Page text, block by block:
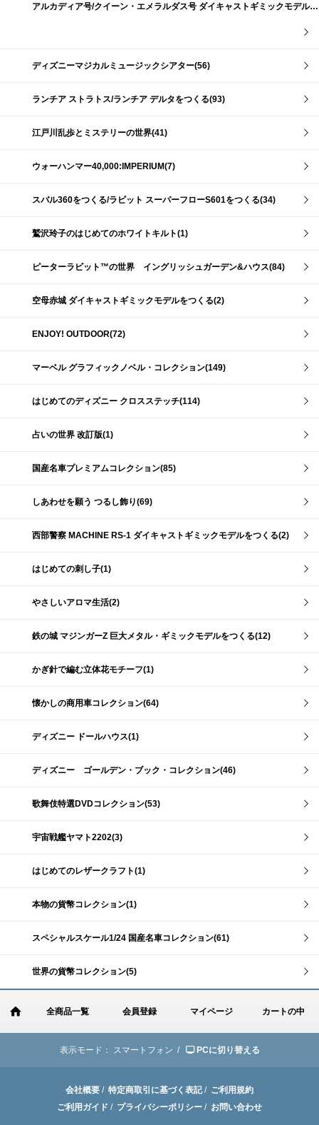
アルカディア号/クイーン・エメラルダス号 ダイキャストギミックモデルをつくる(159)
ディズニーマジカルミュージックシアター(56)
ランチア ストラトス/ランチア デルタをつくる(93)
江戸川乱歩とミステリーの世界(41)
ウォーハンマー40,000:IMPERIUM(7)
スバル360をつくる/ラビット スーパーフローS601をつくる(34)
鷲沢玲子のはじめてのホワイトキルト(1)
ピーターラビット™の世界 イングリッシュガーデン&ハウス(84)
空母赤城 ダイキャストギミックモデルをつくる(2)
ENJOY! OUTDOOR(72)
マーベル グラフィックノベル・コレクション(149)
はじめてのディズニー クロスステッチ(114)
占いの世界 改訂版(1)
国産名車プレミアムコレクション(85)
しあわせを願う つるし飾り(69)
西部警察 MACHINE RS-1 ダイキャストギミックモデルをつくる(2)
はじめての刺し子(1)
やさしいアロマ生活(2)
鉄の城 マジンガーZ 巨大メタル・ギミックモデルをつくる(12)
かぎ針で編む立体花モチーフ(1)
懐かしの商用車コレクション(64)
ディズニー ドールハウス(1)
ディズニー ゴールデン・ブック・コレクション(46)
歌舞伎特選DVDコレクション(53)
宇宙戦艦ヤマト2202(3)
はじめてのレザークラフト(1)
本物の貨幣コレクション(1)
スペシャルスケール1/24 国産名車コレクション(61)
世界の貨幣コレクション(5)
全商品一覧 会員登録 マイページ カートの中
表示モード： スマートフォン / PCに切り替える
会社概要 / 特定商取引に基づく表記/ ご利用規約
ご利用ガイド / プライバシーポリシー / お問い合わせ